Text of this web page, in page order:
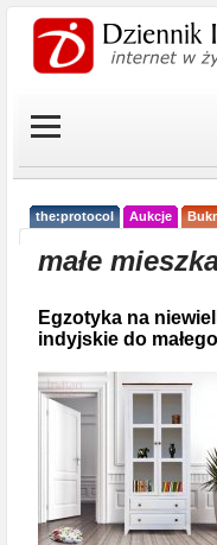
the:protocol Aukcje
małe
Egzotyka na
indyjskie do